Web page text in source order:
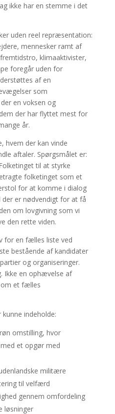
ikke har en stemme i det
uden reel repræsentation:
mennesker ramt af
klimaaktivister,
foregår uden for
af en
som
en voksen og
der har flyttet mest for
år.
hvem der kan vinde
aftaler. Spørgsmålet er:
til at styrke
folketinget som et
for at komme i dialog
er nødvendigt for at få
om lovgivning som vi
den rette viden.
for en fælles liste ved
bestående af kandidater
og organiseringer.
Ikke en ophævelse af
om et fælles
indeholde:
omstilling, hvor
et opgør med
militære
til velfærd
gennem omfordeling
løsninger